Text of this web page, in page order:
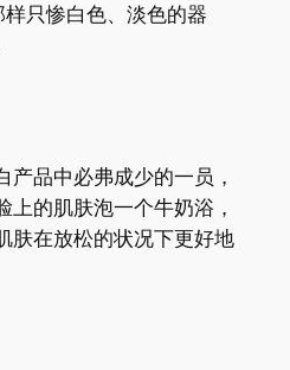
只惨白色、淡色的器
品中必弗成少的一员，
上的肌肤泡一个牛奶浴，
肤在放松的状况下更好地